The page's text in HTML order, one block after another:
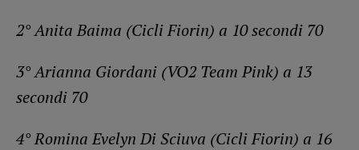
2° Anita Baima (Cicli Fiorin) a 10 secondi 70
3° Arianna Giordani (VO2 Team Pink) a 13
secondi 70
4° Romina Evelyn Di Sciuva (Cicli Fiorin) a 16